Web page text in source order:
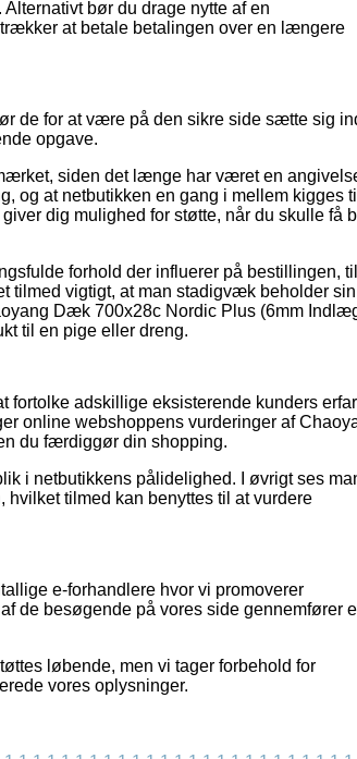
bør du drage nytte af en
at betale betalingen over en længere
de for at være på den sikre side sætte sig
opgave.
siden det længe har været en
og at netbutikken en gang i mellem kigges
dig mulighed for støtte, når du skulle få
forhold der influerer på bestillingen, til
tilmed vigtigt, at man stadigvæk beholder sin
Dæk 700x28c Nordic Plus (6mm
til en pige eller dreng.
adskillige eksisterende kunders
online webshoppens vurderinger af
du færdiggør din shopping.
i netbutikkens pålidelighed. I øvrigt ses
tilmed kan benyttes til at vurdere
e-forhandlere hvor vi promoverer
de besøgende på vores side gennemfører
løbende, men vi tager forbehold for
vores oplysninger.